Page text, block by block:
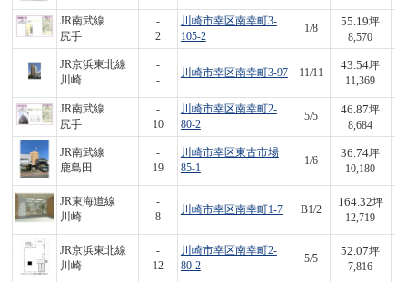
JR南武線
尻手
-
2
川崎市幸区南幸町3-
105-2
1/8
55.19坪
8,570
JR京浜東北線
川崎
-
-
川崎市幸区南幸町3-97 11/11
43.54坪
11,369
JR南武線
尻手
-
10
川崎市幸区南幸町2-
80-2
5/5
46.87坪
8,684
JR南武線
鹿島田
-
19
川崎市幸区東古市場
85-1
1/6
36.74坪
10,180
JR東海道線
川崎
-
8
川崎市幸区南幸町1-7 B1/2
164.32坪
12,719
JR京浜東北線
川崎
-
12
川崎市幸区南幸町2-
80-2
5/5
52.07坪
7,816